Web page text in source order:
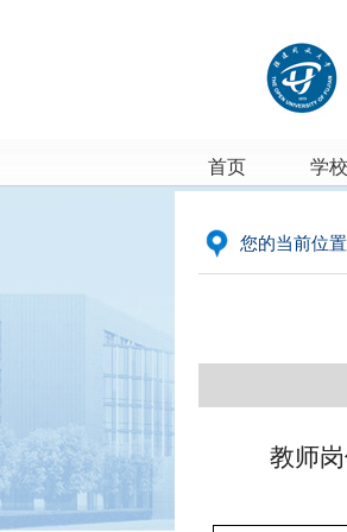
首页 学
您的当前位
教师岗